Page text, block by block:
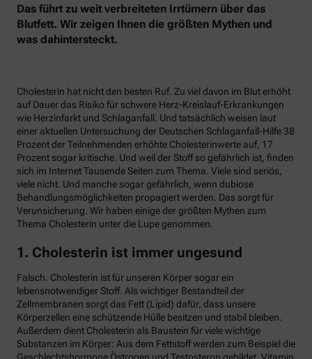
Das führt zu weit verbreiteten Irrtümern über das
Blutfett. Wir zeigen Ihnen die größten Mythen und
was dahintersteckt.
Cholesterin hat nicht den besten Ruf. Zu viel davon im Blut erhöht
auf Dauer das Risiko für schwere Herz-Kreislauf-Erkrankungen
wie Herzinfarkt und Schlaganfall. Und tatsächlich weisen laut
einer aktuellen Untersuchung der Deutschen Schlaganfall-Hilfe 38
Prozent der Teilnehmenden erhöhte Cholesterinwerte auf, 17
Prozent sogar kritische. Und weil der Stoff so gefährlich ist, finden
sich im Internet Tausende Seiten zum Thema. Viele sind seriös,
viele nicht. Und manche sogar gefährlich, wenn dubiose
Behandlungsmöglichkeiten propagiert werden. Das sorgt für
Verunsicherung. Wir haben einige der größten Mythen zum
Thema Cholesterin unter die Lupe genommen.
1. Cholesterin ist immer ungesund
Falsch. Cholesterin ist für unseren Körper sogar ein
lebensnotwendiger Stoff. Als wichtiger Bestandteil der
Zellmembranen sorgt das Fett (Lipid) dafür, dass unsere
Körperzellen eine schützende Hülle besitzen und stabil bleiben.
Außerdem dient Cholesterin als Baustein für viele wichtige
Substanzen im Körper: Aus dem Fettstoff werden zum Beispiel die
Geschlechtshormone Östrogen und Testosteron gebildet, Vitamin